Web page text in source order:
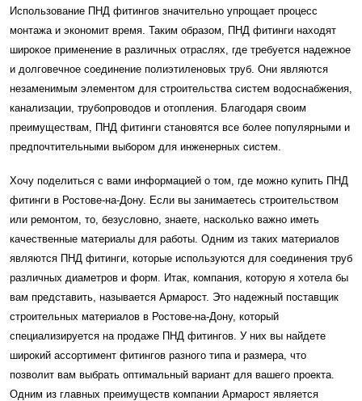
Использование ПНД фитингов значительно упрощает процесс
монтажа и экономит время. Таким образом, ПНД фитинги находят
широкое применение в различных отраслях, где требуется надежное
и долговечное соединение полиэтиленовых труб. Они являются
незаменимым элементом для строительства систем водоснабжения,
канализации, трубопроводов и отопления. Благодаря своим
преимуществам, ПНД фитинги становятся все более популярными и
предпочтительными выбором для инженерных систем.
Хочу поделиться с вами информацией о том, где можно купить ПНД
фитинги в Ростове-на-Дону. Если вы занимаетесь строительством
или ремонтом, то, безусловно, знаете, насколько важно иметь
качественные материалы для работы. Одним из таких материалов
являются ПНД фитинги, которые используются для соединения труб
различных диаметров и форм. Итак, компания, которую я хотела бы
вам представить, называется Армарост. Это надежный поставщик
строительных материалов в Ростове-на-Дону, который
специализируется на продаже ПНД фитингов. У них вы найдете
широкий ассортимент фитингов разного типа и размера, что
позволит вам выбрать оптимальный вариант для вашего проекта.
Одним из главных преимуществ компании Армарост является